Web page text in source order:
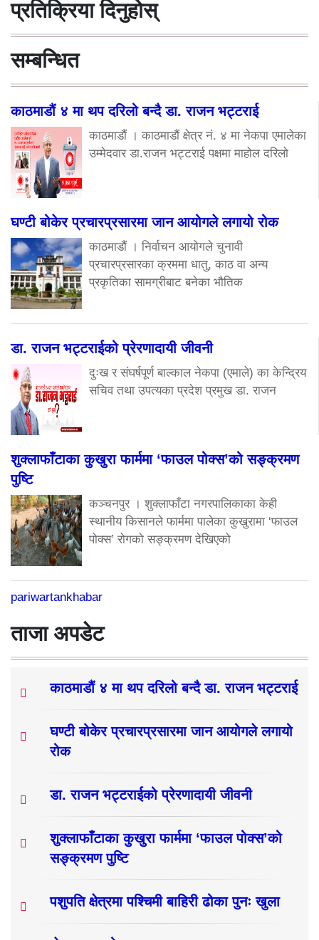
प्रतिक्रिया दिनुहोस्
सम्बन्धित
काठमाडौं ४ मा थप दरिलो बन्दै डा. राजन भट्टराई
काठमाडौं । काठमाडौं क्षेत्र नं. ४ मा नेकपा एमालेका
उम्मेदवार डा.राजन भट्टराई पक्षमा माहोल दरिलो
घण्टी बोकेर प्रचारप्रसारमा जान आयोगले लगायो रोक
काठमाडौं । निर्वाचन आयोगले चुनावी
प्रचारप्रसारका क्रममा धातु, काठ वा अन्य
प्रकृतिका सामग्रीबाट बनेका भौतिक
डा. राजन भट्टराईको प्रेरणादायी जीवनी
दुःख र संघर्षपूर्ण बाल्काल नेकपा (एमाले) का केन्द्रिय
सचिव तथा उपत्यका प्रदेश प्रमुख डा. राजन
शुक्लाफाँटाका कुखुरा फार्ममा ‘फाउल पोक्स’को सङ्क्रमण
पुष्टि
कञ्चनपुर । शुक्लाफाँटा नगरपालिकाका केही
स्थानीय किसानले फार्ममा पालेका कुखुरामा ‘फाउल
पोक्स’ रोगको सङ्क्रमण देखिएको
pariwartankhabar
ताजा अपडेट
काठमाडौं ४ मा थप दरिलो बन्दै डा. राजन भट्टराई
घण्टी बोकेर प्रचारप्रसारमा जान आयोगले लगायो
रोक
डा. राजन भट्टराईको प्रेरणादायी जीवनी
शुक्लाफाँटाका कुखुरा फार्ममा ‘फाउल पोक्स’को
सङ्क्रमण पुष्टि
पशुपति क्षेत्रमा पश्चिमी बाहिरी ढोका पुनः खुला